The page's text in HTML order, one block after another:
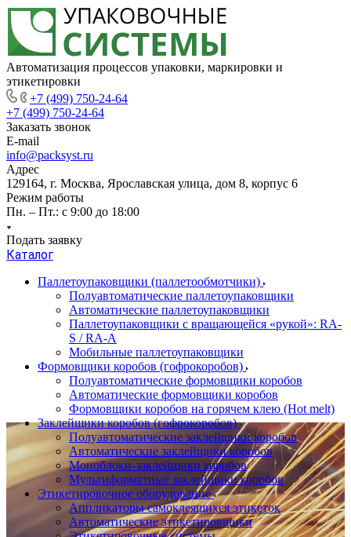
Автоматизация процессов упаковки, маркировки и
этикетировки
+7 (499) 750-24-64
+7 (499) 750-24-64
Заказать звонок
E-mail
info@packsyst.ru
Адрес
129164, г. Москва, Ярославская улица, дом 8, корпус 6
Режим работы
Пн. – Пт.: с 9:00 до 18:00
Подать заявку
Каталог
Паллетоупаковщики (паллетообмотчики)
Полуавтоматические паллетоупаковщики
Автоматические паллетоупаковщики
Паллетоупаковщики с вращающейся «рукой»: RA-
S / RA-A
Мобильные паллетоупаковщики
Формовщики коробов (гофрокоробов)
Полуавтоматические формовщики коробов
Автоматические формовщики коробов
Формовщики коробов на горячем клею (Hot melt)
Заклейщики коробов (гофрокоробов)
Полуавтоматические заклейщики коробов
Автоматические заклейщики коробов
Моноблоки-заклейщики коробов
Мультиформатные заклейщики коробов
Этикетировочное оборудование
Аппликаторы самоклеящихся этикеток
Автоматические этикетировщики